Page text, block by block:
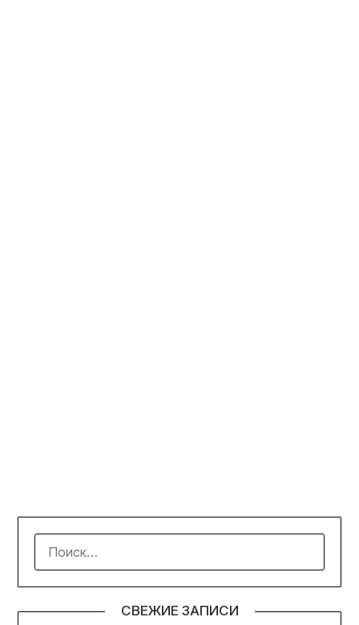
СВЕЖИЕ ЗАПИСИ